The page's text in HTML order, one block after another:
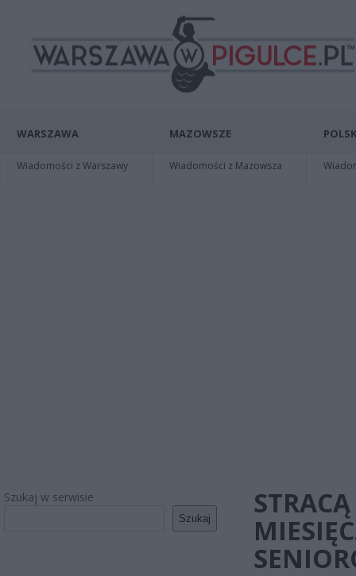
WARSZAWA
Wiadomości z Warszawy
MAZOWSZE
Wiadomości z Mazowsza
Szukaj w serwisie
Szukaj